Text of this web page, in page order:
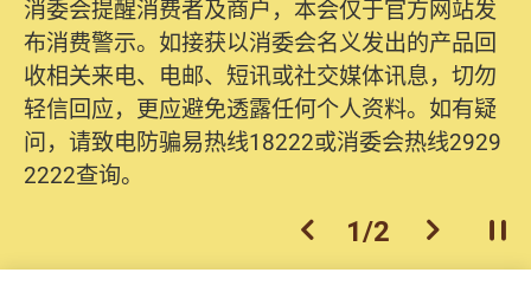
消委会提醒消费者及商户，本会仅于官方网站发
布消费警示。如接获以消委会名义发出的产品回
收相关来电、电邮、短讯或社交媒体讯息，切勿
轻信回应，更应避免透露任何个人资料。如有疑
问，请致电防骗易热线18222或消委会热线2929
2222查询。
上一个
1/2 下一个开